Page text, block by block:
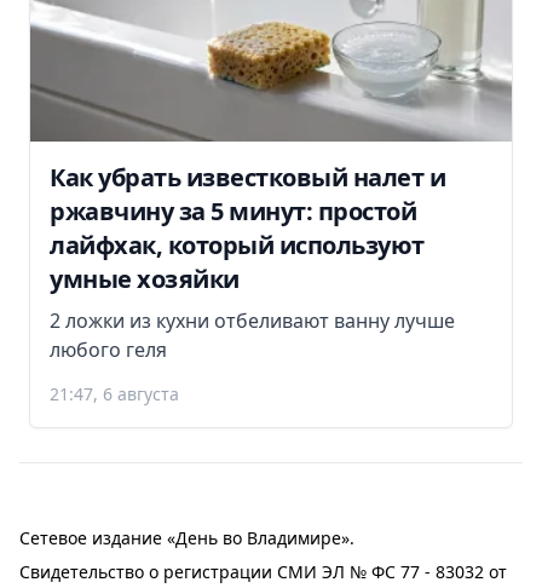
Как убрать известковый налет и
ржавчину за 5 минут: простой
лайфхак, который используют
умные хозяйки
2 ложки из кухни отбеливают ванну лучше
любого геля
21:47, 6 августа
Сетевое издание «День во Владимире».
Свидетельство о регистрации СМИ ЭЛ № ФС 77 - 83032 от